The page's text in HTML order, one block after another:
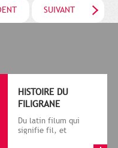
SUIVANT
HISTOIRE DU
FILIGRANE
Du latin filum qui
signifie fil, et